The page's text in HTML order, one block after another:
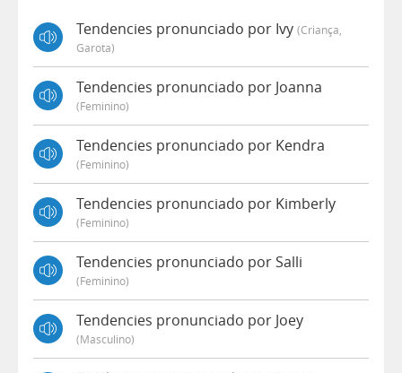
Tendencies pronunciado por Ivy (criança,
Garota)
Tendencies pronunciado por Joanna
(feminino)
Tendencies pronunciado por Kendra
(feminino)
Tendencies pronunciado por Kimberly
(feminino)
Tendencies pronunciado por Salli
(feminino)
Tendencies pronunciado por Joey
(masculino)